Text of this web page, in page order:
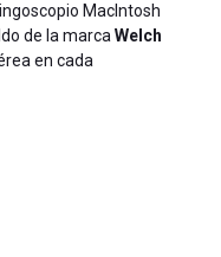
MacIntosh
de la marcaWelch
en cada